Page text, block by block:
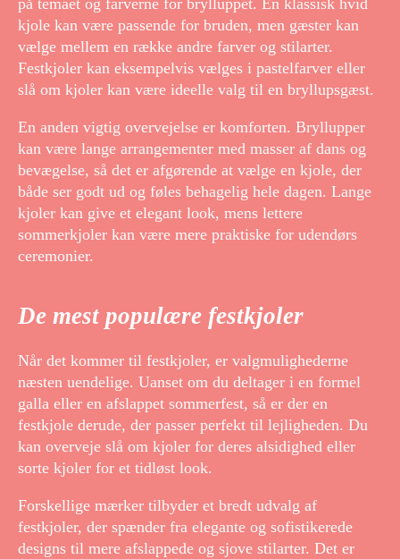
kjole kan være passende for bruden, men gæster kan
vælge mellem en række andre farver og stilarter.
Festkjoler kan eksempelvis vælges i pastelfarver eller
slå om kjoler kan være ideelle valg til en bryllupsgæst.
En anden vigtig overvejelse er komforten. Bryllupper
kan være lange arrangementer med masser af dans og
bevægelse, så det er afgørende at vælge en kjole, der
både ser godt ud og føles behagelig hele dagen. Lange
kjoler kan give et elegant look, mens lettere
sommerkjoler kan være mere praktiske for udendørs
ceremonier.
De mest populære festkjoler
Når det kommer til festkjoler, er valgmulighederne
næsten uendelige. Uanset om du deltager i en formel
galla eller en afslappet sommerfest, så er der en
festkjole derude, der passer perfekt til lejligheden. Du
kan overveje slå om kjoler for deres alsidighed eller
sorte kjoler for et tidløst look.
Forskellige mærker tilbyder et bredt udvalg af
festkjoler, der spænder fra elegante og sofistikerede
designs til mere afslappede og sjove stilarter. Det er